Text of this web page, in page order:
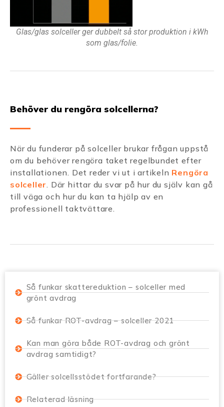
Glas/glas solceller ger dubbelt så stor produktion i kWh
som glas/folie.
Behöver du rengöra solcellerna?
När du funderar på solceller brukar frågan uppstå
om du behöver rengöra taket regelbundet efter
installationen. Det reder vi ut i artikeln Rengöra
solceller. Där hittar du svar på hur du själv kan gå
till väga och hur du kan ta hjälp av en
professionell taktvättare.
Så funkar skattereduktion – solceller med
grönt avdrag
Så funkar ROT-avdrag – solceller 2021
Kan man göra både ROT-avdrag och grönt
avdrag samtidigt?
Gäller solcellsstödet fortfarande?
Relaterad läsning